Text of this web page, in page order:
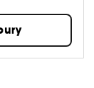
de